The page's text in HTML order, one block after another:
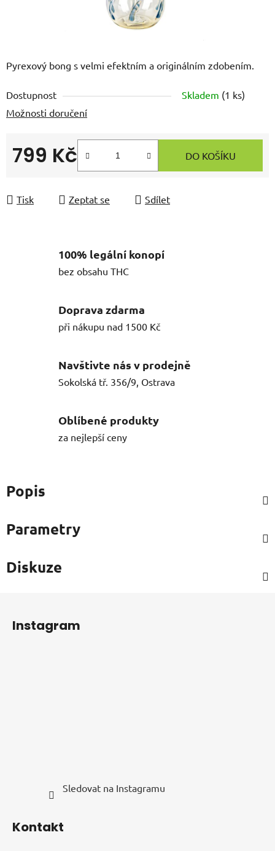
Pyrexový bong s velmi efektním a originálním zdobením.
Dostupnost Skladem (1 ks)
Možnosti doručení
799 Kč DO KOŠÍKU
Tisk Zeptat se Sdílet
100% legální konopí
bez obsahu THC
Doprava zdarma
při nákupu nad 1500 Kč
Navštivte nás v prodejně
Sokolská tř. 356/9, Ostrava
Oblíbené produkty
za nejlepší ceny
Popis
Parametry
Diskuze
Instagram
Sledovat na Instagramu
Kontakt